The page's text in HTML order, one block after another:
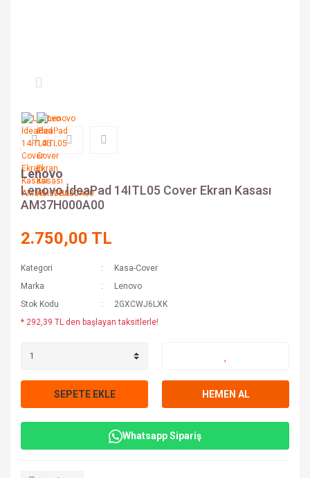
Lenovo
Lenovo İdeaPad 14ITL05 Cover Ekran Kasası
AM37H000A00
2.750,00 TL
Kategori
Kasa-Cover
Marka
Lenovo
Stok Kodu
2GXCWJ6LXK
* 292,39 TL den başlayan taksitlerle!
SEPETE EKLE HEMEN AL
Whatsapp Sipariş